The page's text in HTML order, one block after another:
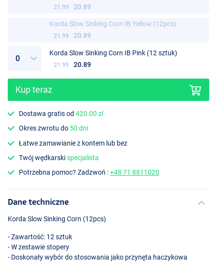
21.99 20.89
Korda Slow Sinking Corn IB Yellow (12pcs)
21.99
20.89
Korda Slow Sinking Corn IB Pink (12 sztuk)
21.99 20.89
Kup teraz
Dostawa gratis od420.00 zl
Okres zwrotu do 50 dni
Łatwe zamawianie z kontem lub bez
Twój wędkarskispecjalista
Potrzebna pomoc? Zadzwoń :+48 71 8811020
Dane techniczne
Korda Slow Sinking Corn (12pcs)
- Zawartość: 12 sztuk
- W zestawie stopery
- Doskonały wybór do stosowania jako przynęta haczykowa